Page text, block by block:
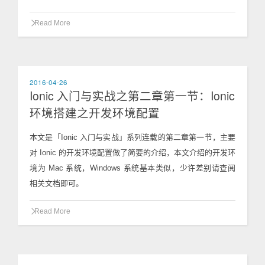
Read More
2016-04-26
Ionic 入门与实战之第二章第一节：Ionic
环境搭建之开发环境配置
本文是「Ionic 入门与实战」系列连载的第二章第一节，主要
对 Ionic 的开发环境配置做了简要的介绍，本文介绍的开发环
境为 Mac 系统，Windows 系统基本类似，少许差别请查阅
相关文档即可。
Read More